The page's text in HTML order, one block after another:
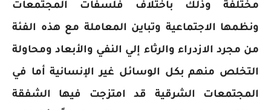
مختلفة وذلك باختلاف فلسفات المجتمعات
ونظمها الاجتماعية وتباين المعاملة مع هذه الفئة
من مجرد الازدراء والرثاء إلي النفي والأبعاد ومحاولة
التخلص منهم بكل الوسائل غير الإنسانية أما في
المجتمعات الشرقية قد امتزجت فيها الشفقة